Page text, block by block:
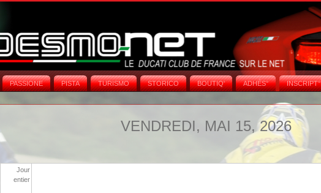
PASSIONE PISTA TURISMO STORICO BOUTIQ' ADHÉS° INSCRIPT°
VENDREDI, MAI 15, 2026
Jour
entier